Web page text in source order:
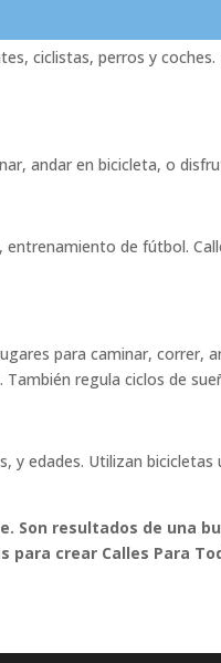
ciclistas, perros y
andar en bicicleta, o
de fútbol.
para caminar, correr,
regula ciclos de
edades. Utilizan
Son resultados de una
para crear Calles Para